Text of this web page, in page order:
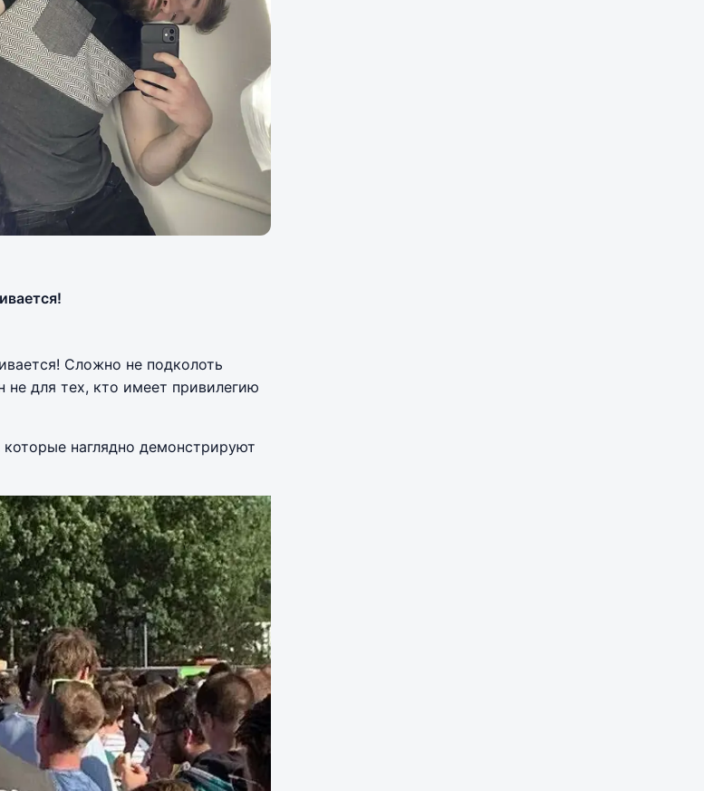
Сложно не подколоть
не для тех, кто имеет привилегию
наглядно демонстрируют